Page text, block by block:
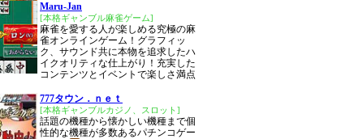
Maru-Jan
[本格ギャンブル麻雀ゲーム]
麻雀を愛する人が楽しめる究極の麻
雀オンラインゲーム！グラフィッ
ク、サウンド共に本物を追求したハ
イクオリティな仕上がり！充実した
コンテンツとイベントで楽しさ満点
777タウン．ｎｅｔ
[本格ギャンブルカジノ、スロット]
話題の機種から懐かしい機種まで個
性的な機種が多数あるパチンコゲー